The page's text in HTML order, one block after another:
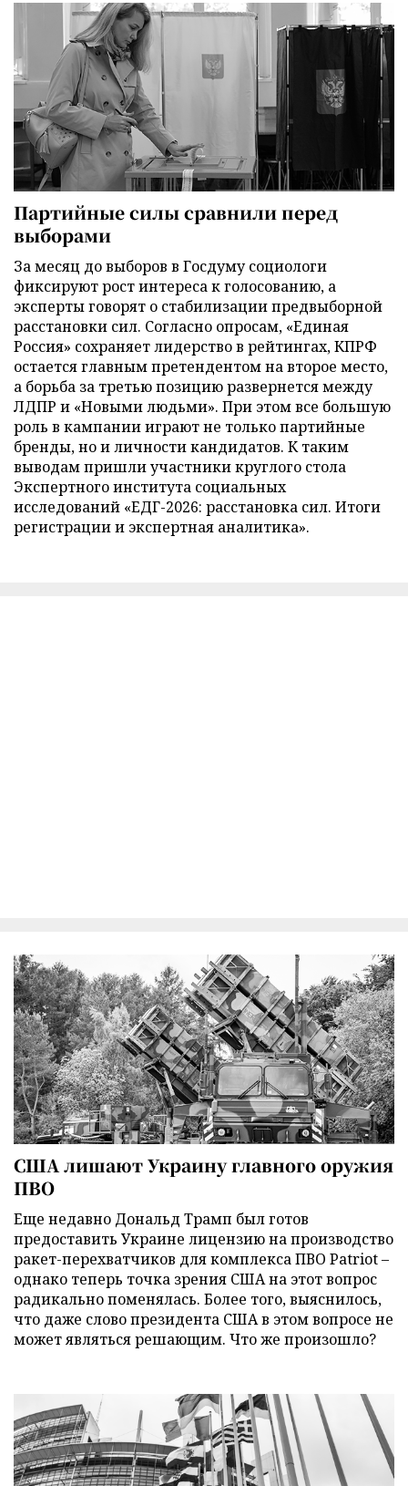
Партийные силы сравнили перед
выборами
За месяц до выборов в Госдуму социологи
фиксируют рост интереса к голосованию, а
эксперты говорят о стабилизации предвыборной
расстановки сил. Согласно опросам, «Единая
Россия» сохраняет лидерство в рейтингах, КПРФ
остается главным претендентом на второе место,
а борьба за третью позицию развернется между
ЛДПР и «Новыми людьми». При этом все большую
роль в кампании играют не только партийные
бренды, но и личности кандидатов. К таким
выводам пришли участники круглого стола
Экспертного института социальных
исследований «ЕДГ-2026: расстановка сил. Итоги
регистрации и экспертная аналитика».
США лишают Украину главного оружия
ПВО
Еще недавно Дональд Трамп был готов
предоставить Украине лицензию на производство
ракет-перехватчиков для комплекса ПВО Patriot –
однако теперь точка зрения США на этот вопрос
радикально поменялась. Более того, выяснилось,
что даже слово президента США в этом вопросе не
может являться решающим. Что же произошло?